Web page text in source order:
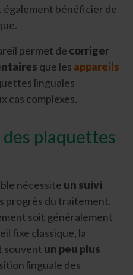
également bénéficier de
permet de corriger
que les appareils
linguales
cas complexes.
des plaquettes
nécessite un suivi
progrès du traitement.
soit généralement
fixe classique, la
souvent un peu plus
linguale des